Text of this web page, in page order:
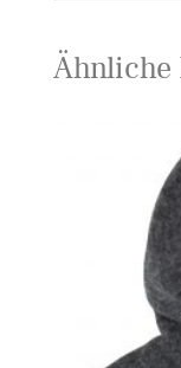
Ähnliche